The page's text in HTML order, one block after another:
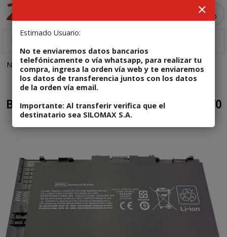
Estimado Usuario:
No te enviaremos datos bancarios
telefónicamente o vía whatsapp, para realizar tu
compra, ingresa la orden vía web y te enviaremos
los datos de transferencia juntos con los datos
de la orden vía email.
Importante: Al transferir verifica que el
destinatario sea SILOMAX S.A.
NOTEBOOKS Repuestos Baterías Código: BNBHP029
BATERIA PARA HP ELITEBOOK FOLIO 9470
/ 9480